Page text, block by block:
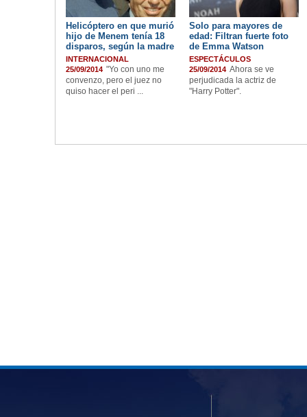
Helicóptero en que murió
hijo de Menem tenía 18
disparos, según la madre
INTERNACIONAL
25/09/2014 "Yo con uno me
convenzo, pero el juez no
quiso hacer el peri ...
Solo para mayores de
edad: Filtran fuerte foto
de Emma Watson
ESPECTÁCULOS
25/09/2014 Ahora se ve
perjudicada la actriz de
"Harry Potter".